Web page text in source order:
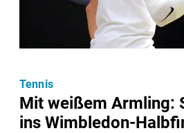
Mit weißem Armling:
ins Wimbledon-
Tennis